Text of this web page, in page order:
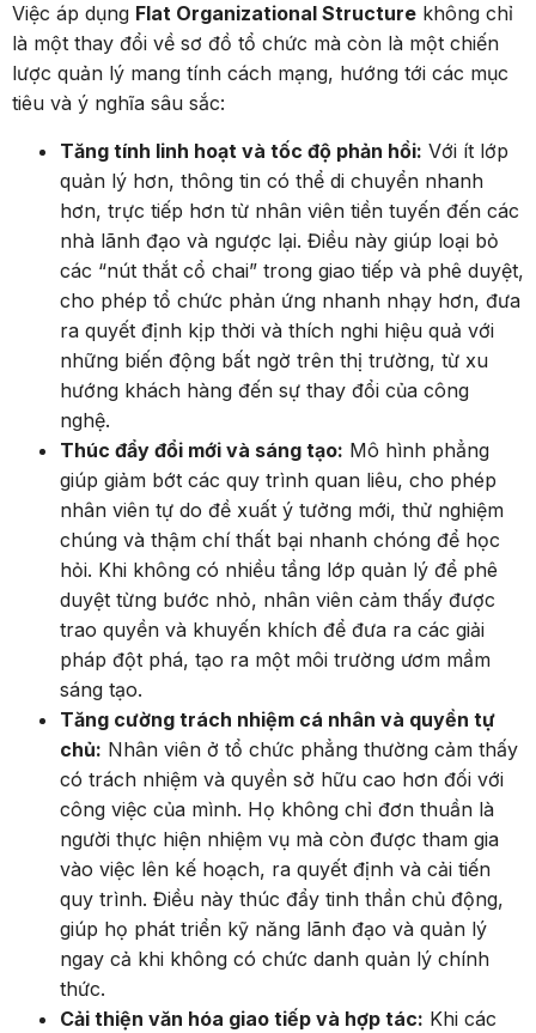
Việc áp dụng Flat Organizational Structure không chỉ
là một thay đổi về sơ đồ tổ chức mà còn là một chiến
lược quản lý mang tính cách mạng, hướng tới các mục
tiêu và ý nghĩa sâu sắc:
Tăng tính linh hoạt và tốc độ phản hồi: Với ít lớp
quản lý hơn, thông tin có thể di chuyển nhanh
hơn, trực tiếp hơn từ nhân viên tiền tuyến đến các
nhà lãnh đạo và ngược lại. Điều này giúp loại bỏ
các “nút thắt cổ chai” trong giao tiếp và phê duyệt,
cho phép tổ chức phản ứng nhanh nhạy hơn, đưa
ra quyết định kịp thời và thích nghi hiệu quả với
những biến động bất ngờ trên thị trường, từ xu
hướng khách hàng đến sự thay đổi của công
nghệ.
Thúc đẩy đổi mới và sáng tạo: Mô hình phẳng
giúp giảm bớt các quy trình quan liêu, cho phép
nhân viên tự do đề xuất ý tưởng mới, thử nghiệm
chúng và thậm chí thất bại nhanh chóng để học
hỏi. Khi không có nhiều tầng lớp quản lý để phê
duyệt từng bước nhỏ, nhân viên cảm thấy được
trao quyền và khuyến khích để đưa ra các giải
pháp đột phá, tạo ra một môi trường ươm mầm
sáng tạo.
Tăng cường trách nhiệm cá nhân và quyền tự
chủ: Nhân viên ở tổ chức phẳng thường cảm thấy
có trách nhiệm và quyền sở hữu cao hơn đối với
công việc của mình. Họ không chỉ đơn thuần là
người thực hiện nhiệm vụ mà còn được tham gia
vào việc lên kế hoạch, ra quyết định và cải tiến
quy trình. Điều này thúc đẩy tinh thần chủ động,
giúp họ phát triển kỹ năng lãnh đạo và quản lý
ngay cả khi không có chức danh quản lý chính
thức.
Cải thiện văn hóa giao tiếp và hợp tác: Khi các